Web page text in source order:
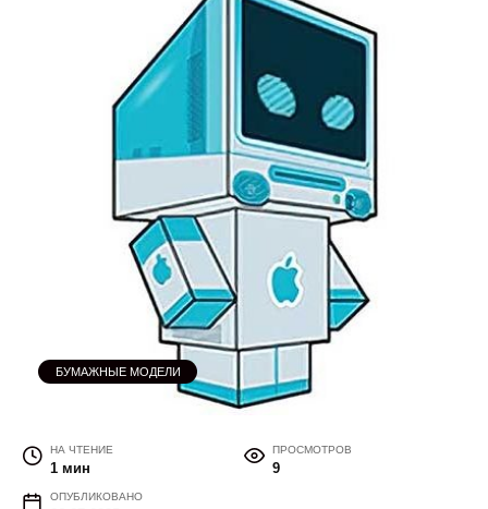
БУМАЖНЫЕ МОДЕЛИ
НА ЧТЕНИЕ
1 мин
ПРОСМОТРОВ
9
ОПУБЛИКОВАНО